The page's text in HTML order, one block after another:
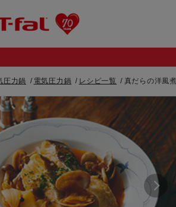
圧力鍋 電気圧力鍋 レシピ一覧 真だらの洋風